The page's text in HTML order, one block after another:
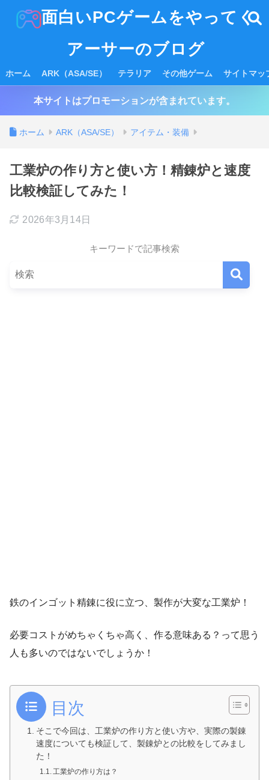
面白いPCゲームをやってく
アーサーのブログ
ホーム ARK（ASA/SE） テラリア その他ゲーム サイトマッ
本サイトはプロモーションが含まれています。
ホーム ARK（ASA/SE） アイテム・装備
工業炉の作り方と使い方！精錬炉と速度
比較検証してみた！
2026年3月14日
キーワードで記事検索
鉄のインゴット精錬に役に立つ、製作が大変な工業炉！
必要コストがめちゃくちゃ高く、作る意味ある？って思う
人も多いのではないでしょうか！
目次
そこで今回は、工業炉の作り方と使い方や、実際の製錬
速度についても検証して、製錬炉との比較をしてみまし
た！
工業炉の作り方は？